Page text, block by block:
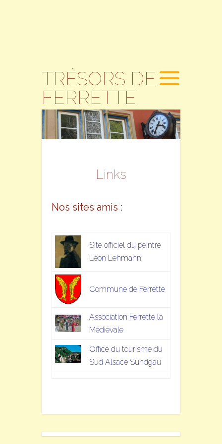
TRÉSORS DE
FERRETTE
Links
Nos sites amis :
Site officiel du peintre
Léon Lehmann
Commune de Ferrette
Association Ferrette la
Médiévale
Office du tourisme du
Sud Alsace Sundgau